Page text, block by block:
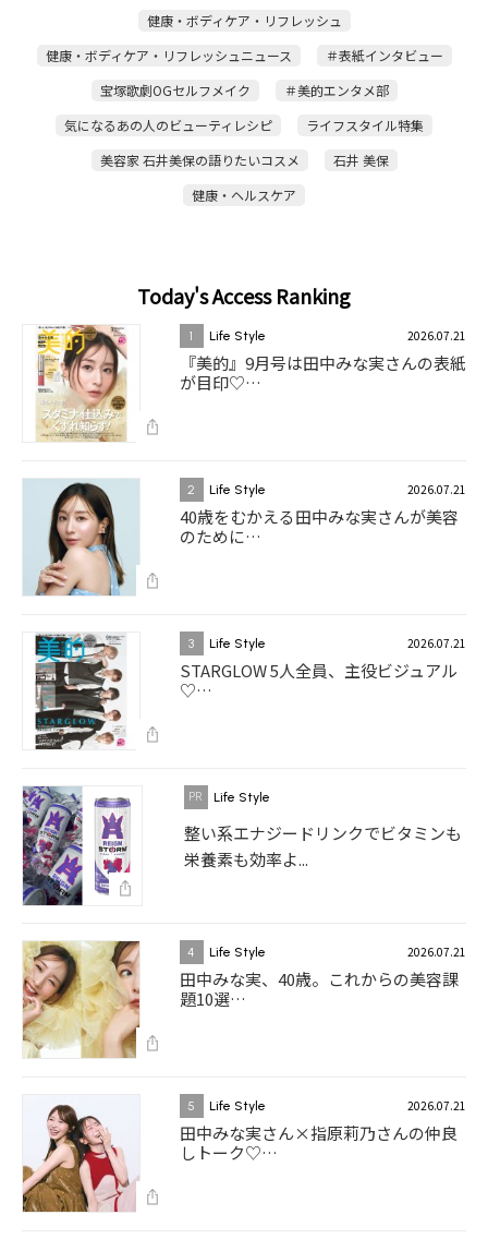
健康・ボディケア・リフレッシュ
健康・ボディケア・リフレッシュニュース
＃表紙インタビュー
宝塚歌劇OGセルフメイク
＃美的エンタメ部
気になるあの人のビューティレシピ
ライフスタイル特集
美容家 石井美保の語りたいコスメ
石井 美保
健康・ヘルスケア
Today's Access Ranking
1 Life Style 2026.07.21
『美的』9月号は田中みな実さんの表紙
が目印♡…
2 Life Style 2026.07.21
40歳をむかえる田中みな実さんが美容
のために…
3 Life Style 2026.07.21
STARGLOW 5人全員、主役ビジュアル
♡…
Life Style
整い系エナジードリンクでビタミンも
栄養素も効率よ...
4 Life Style 2026.07.21
田中みな実、40歳。これからの美容課
題10選…
5 Life Style 2026.07.21
田中みな実さん×指原莉乃さんの仲良
しトーク♡…